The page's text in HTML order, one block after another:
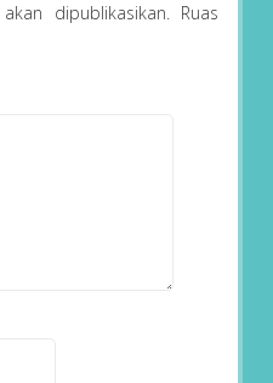
dipublikasikan. Ruas